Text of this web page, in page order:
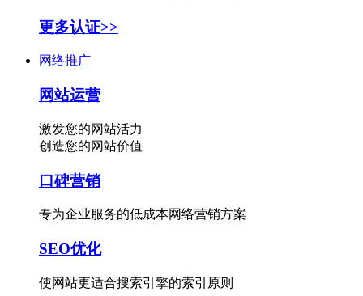
更多认证>>
网络推广
网站运营
激发您的网站活力
创造您的网站价值
口碑营销
专为企业服务的低成本网络营销方案
SEO优化
使网站更适合搜索引擎的索引原则